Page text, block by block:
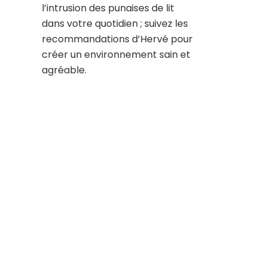
l’intrusion des punaises de lit
dans votre quotidien ; suivez les
recommandations d’Hervé pour
créer un environnement sain et
agréable.